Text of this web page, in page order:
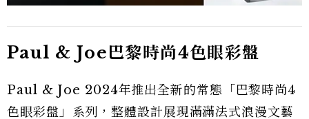
Paul & Joe巴黎時尚4色眼彩盤
Paul & Joe 2024年推出全新的常態「巴黎時尚4
色眼彩盤」系列，整體設計展現滿滿法式浪漫文藝